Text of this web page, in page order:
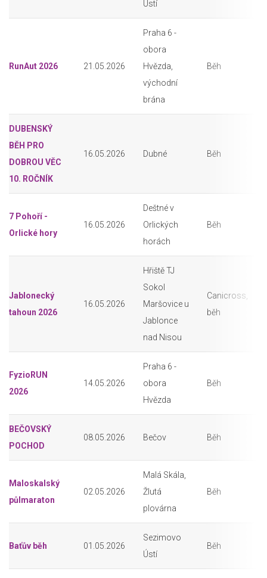
Ústí
RunAut 2026 21.05.2026
Praha 6 -
obora
Hvězda,
východní
brána
Běh
DUBENSKÝ
BĚH PRO
DOBROU VĚC
10. ROČNÍK
16.05.2026 Dubné Běh
7 Pohoří -
Orlické hory
16.05.2026
Deštné v
Orlických
horách
Běh
Jablonecký
tahoun 2026
16.05.2026
Hřiště TJ
Sokol
Maršovice u
Jablonce
nad Nisou
Canicross,
běh
FyzioRUN
2026
14.05.2026
Praha 6 -
obora
Hvězda
Běh
BEČOVSKÝ
POCHOD
08.05.2026 Bečov Běh
Maloskalský
půlmaraton
02.05.2026
Malá Skála,
Žlutá
plovárna
Běh
Baťův běh 01.05.2026
Sezimovo
Ústí
Běh